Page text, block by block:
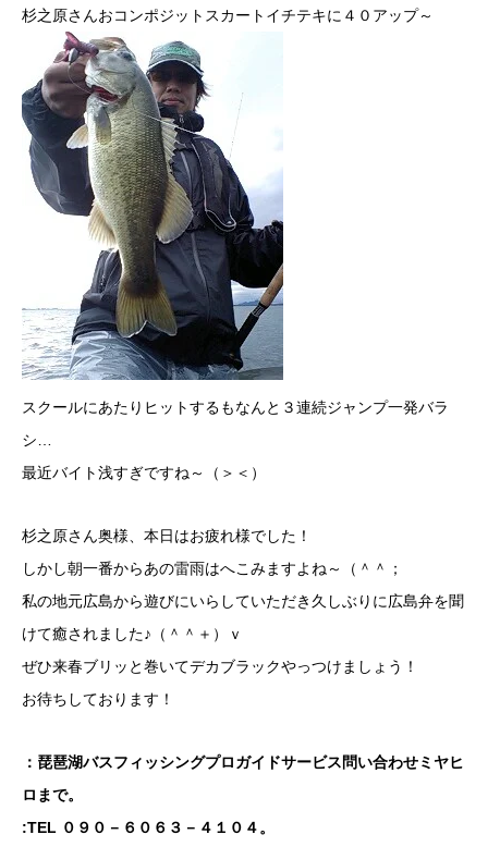
杉之原さんおコンポジットスカートイチテキに４０アップ～
スクールにあたりヒットするもなんと３連続ジャンプ一発バラ
シ…
最近バイト浅すぎですね～（＞＜）
杉之原さん奥様、本日はお疲れ様でした！
しかし朝一番からあの雷雨はへこみますよね～（＾＾；
私の地元広島から遊びにいらしていただき久しぶりに広島弁を聞
けて癒されました♪（＾＾＋）ｖ
ぜひ来春ブリッと巻いてデカブラックやっつけましょう！
お待ちしております！
：琵琶湖バスフィッシングプロガイドサービス問い合わせミヤヒ
ロまで。
:TEL ０９０－６０６３－４１０４。